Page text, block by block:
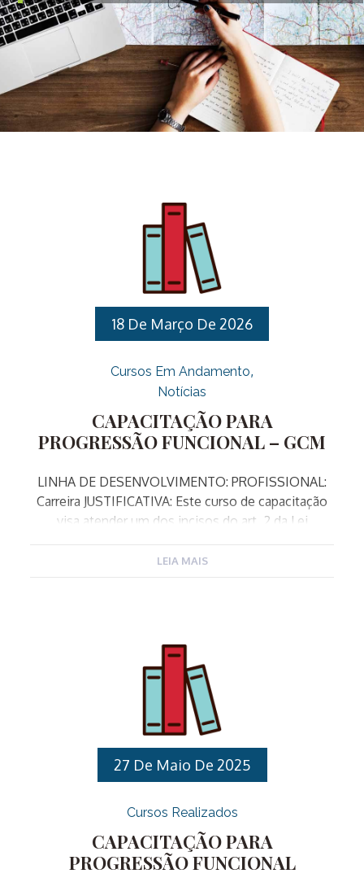
18 De Março De 2026
Cursos Em Andamento
Notícias
CAPACITAÇÃO PARA
PROGRESSÃO FUNCIONAL – GCM
LINHA DE DESENVOLVIMENTO: PROFISSIONAL:
Carreira JUSTIFICATIVA: Este curso de capacitação
visa atender um dos incisos do art. 2 da Lei
182/2007, e dispõe sobre os critérios exigidos para
aproveitamento mínimo de 75 %. OBJETIVO:
Capacitar os Guardas Municipais para as funções de
hierarquia superior da Corporação, desenvolvendo
conhecimentos específicos sobre a gestão da
segurança pública municipal. IV. PÚBLICO ALVO:
LEIA MAIS
27 De Maio De 2025
Cursos Realizados
CAPACITAÇÃO PARA
PROGRESSÃO FUNCIONAL